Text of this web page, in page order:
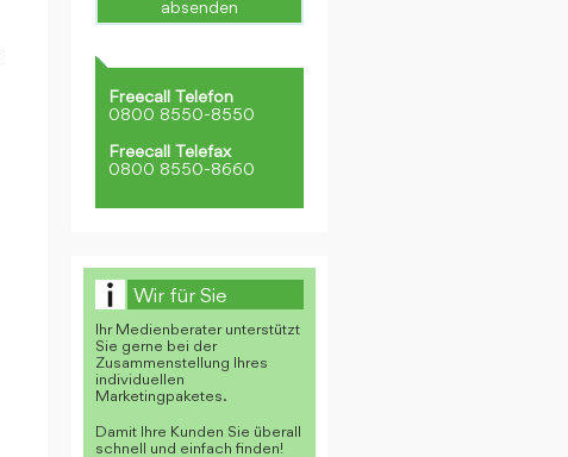
Freecall Telefon
0800 8550-8550
Freecall Telefax
0800 8550-8660
Wir für Sie
Ihr Medienberater unterstützt
Sie gerne bei der
Zusammenstellung Ihres
individuellen
Marketingpaketes.
Damit Ihre Kunden Sie überall
schnell und einfach finden!